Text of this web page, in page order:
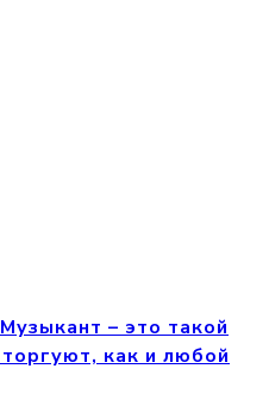
– это такой
как и любой